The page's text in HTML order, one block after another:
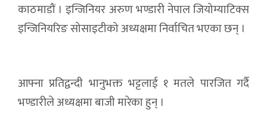
काठमाडौं । इन्जिनियर अरुण भण्डारी नेपाल जियोम्याटिक्स
इन्जिनियरिङ सोसाइटीको अध्यक्षमा निर्वाचित भएका छन् ।
आफ्ना प्रतिद्वन्दी भानुभक्त भट्टलाई १ मतले पारजित गर्दै
भण्डारीले अध्यक्षमा बाजी मारेका हुन् ।